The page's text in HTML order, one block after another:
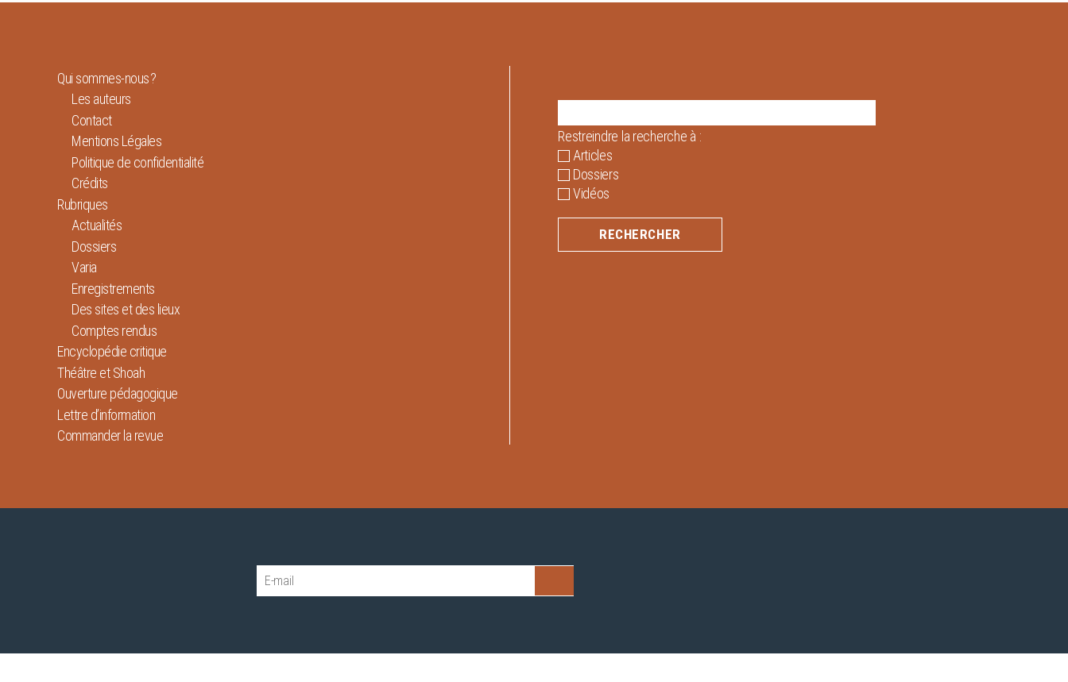
Qui sommes-nous ?
Les auteurs
Contact
Mentions Légales
Politique de confidentialité
Crédits
Rubriques
Actualités
Dossiers
Varia
Enregistrements
Des sites et des lieux
Comptes rendus
Encyclopédie critique
Théâtre et Shoah
Ouverture pédagogique
Lettre d’information
Commander la revue
Restreindre la recherche à :
Articles
Dossiers
Vidéos